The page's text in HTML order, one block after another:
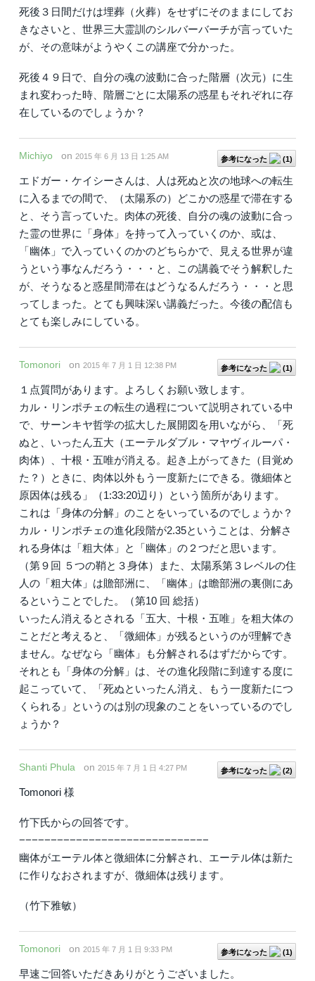
死後３日間だけは埋葬（火葬）をせずにそのままにしてお
きなさいと、世界三大霊訓のシルバーバーチが言っていた
が、その意味がようやくこの講座で分かった。
死後４９日で、自分の魂の波動に合った階層（次元）に生
まれ変わった時、階層ごとに太陽系の惑星もそれぞれに存
在しているのでしょうか？
参考になった (1)
Michiyo on 2015 年 6 月 13 日 1:25 AM
エドガー・ケイシーさんは、人は死ぬと次の地球への転生
に入るまでの間で、（太陽系の）どこかの惑星で滞在する
と、そう言っていた。肉体の死後、自分の魂の波動に合っ
た霊の世界に「身体」を持って入っていくのか、或は、
「幽体」で入っていくのかのどちらかで、見える世界が違
うという事なんだろう・・・と、この講義でそう解釈した
が、そうなると惑星間滞在はどうなるんだろう・・・と思
ってしまった。とても興味深い講義だった。今後の配信も
とても楽しみにしている。
参考になった (1)
Tomonori on 2015 年 7 月 1 日 12:38 PM
１点質問があります。よろしくお願い致します。
カル・リンポチェの転生の過程について説明されている中
で、サーンキヤ哲学の拡大した展開図を用いながら、「死
ぬと、いったん五大（エーテルダブル・マヤヴィルーパ・
肉体）、十根・五唯が消える。起き上がってきた（目覚め
た？）ときに、肉体以外もう一度新たにできる。微細体と
原因体は残る」（1:33:20辺り）という箇所があります。
これは「身体の分解」のことをいっているのでしょうか？
カル・リンポチェの進化段階が2.35ということは、分解さ
れる身体は「粗大体」と「幽体」の２つだと思います。
（第９回 ５つの鞘と３身体）また、太陽系第３レベルの住
人の「粗大体」は贍部洲に、「幽体」は瞻部洲の裏側にあ
るということでした。（第10 回 総括）
いったん消えるとされる「五大、十根・五唯」を粗大体の
ことだと考えると、「微細体」が残るというのが理解でき
ません。なぜなら「幽体」も分解されるはずだからです。
それとも「身体の分解」は、その進化段階に到達する度に
起こっていて、「死ぬといったん消え、もう一度新たにつ
くられる」というのは別の現象のことをいっているのでし
ょうか？
参考になった (2)
Shanti Phula on 2015 年 7 月 1 日 4:27 PM
Tomonori 様
竹下氏からの回答です。
−−−−−−−−−−−−−−−−−−−−−−−−−−−−−−
幽体がエーテル体と微細体に分解され、エーテル体は新た
に作りなおされますが、微細体は残ります。
（竹下雅敏）
参考になった (1)
Tomonori on 2015 年 7 月 1 日 9:33 PM
早速ご回答いただきありがとうございました。